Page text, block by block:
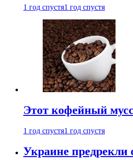
1 год спустя1 год спустя
Этот кофейный
1 год спустя1 год спустя
Украине предрекли